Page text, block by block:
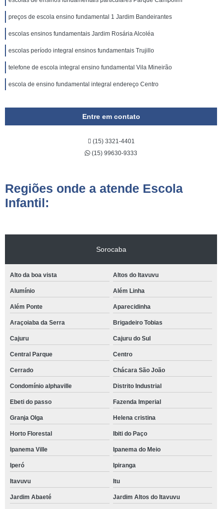
preços de escola ensino fundamental 1 Jardim Bandeirantes
escolas ensinos fundamentais Jardim Rosária Alcoléa
escolas período integral ensinos fundamentais Trujillo
telefone de escola integral ensino fundamental Vila Mineirão
escola de ensino fundamental integral endereço Centro
Entre em contato
(15) 3321-4401
(15) 99630-9333
Regiões onde a atende Escola
Infantil:
Sorocaba
Alto da boa vista Altos do Itavuvu
Alumínio Além Linha
Além Ponte Aparecidinha
Araçoiaba da Serra Brigadeiro Tobias
Cajuru Cajuru do Sul
Central Parque Centro
Cerrado Chácara São João
Condomínio alphaville Distrito Industrial
Ebeti do passo Fazenda Imperial
Granja Olga Helena cristina
Horto Florestal Ibiti do Paço
Ipanema Ville Ipanema do Meio
Iperó Ipiranga
Itavuvu Itu
Jardim Abaeté Jardim Altos do Itavuvu